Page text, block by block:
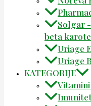
Solgar
beta
Uriage
Uriage
KATEGORIJE